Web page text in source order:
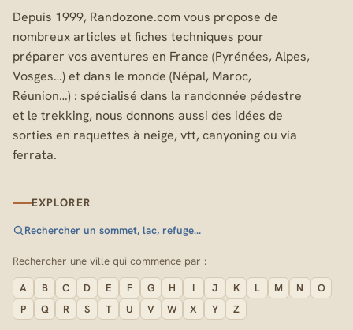
Depuis 1999, Randozone.com vous propose de
nombreux articles et fiches techniques pour
préparer vos aventures en France (Pyrénées, Alpes,
Vosges…) et dans le monde (Népal, Maroc,
Réunion…) : spécialisé dans la randonnée pédestre
et le trekking, nous donnons aussi des idées de
sorties en raquettes à neige, vtt, canyoning ou via
ferrata.
EXPLORER
Rechercher un sommet, lac, refuge…
Rechercher une ville qui commence par :
A B C D E F G H I J K L M N
O
P
Q R S T U V W X Y Z